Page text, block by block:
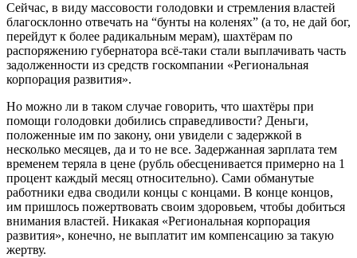
Сейчас, в виду массовости голодовки и стремления властей
благосклонно отвечать на “бунты на коленях” (а то, не дай бог,
перейдут к более радикальным мерам), шахтёрам по
распоряжению губернатора всё-таки стали выплачивать часть
задолженности из средств госкомпании «Региональная
корпорация развития».
Но можно ли в таком случае говорить, что шахтёры при
помощи голодовки добились справедливости? Деньги,
положенные им по закону, они увидели с задержкой в
несколько месяцев, да и то не все. Задержанная зарплата тем
временем теряла в цене (рубль обесценивается примерно на 1
процент каждый месяц относительно). Сами обманутые
работники едва сводили концы с концами. В конце концов,
им пришлось пожертвовать своим здоровьем, чтобы добиться
внимания властей. Никакая «Региональная корпорация
развития», конечно, не выплатит им компенсацию за такую
жертву.